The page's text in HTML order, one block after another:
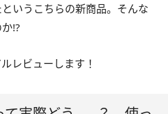
いうこちらの新商品。そんな
!?
レビューします！